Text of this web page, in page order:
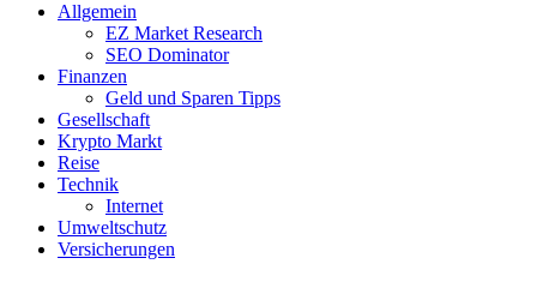
Allgemein
EZ Market Research
SEO Dominator
Finanzen
Geld und Sparen Tipps
Gesellschaft
Krypto Markt
Reise
Technik
Internet
Umweltschutz
Versicherungen